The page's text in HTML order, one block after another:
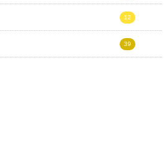
12
39